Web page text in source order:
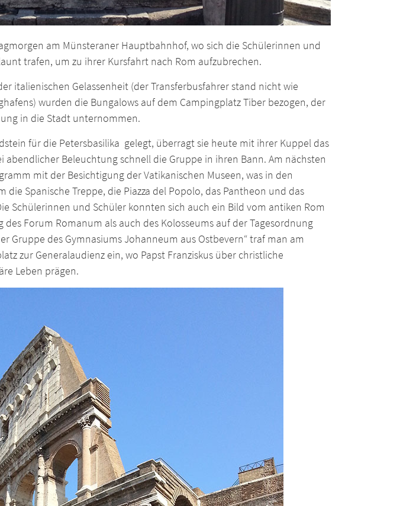
am Münsteraner Hauptbahnhof, wo sich die Schülerinnen und
trafen, um zu ihrer Kursfahrt nach Rom aufzubrechen.
italienischen Gelassenheit (der Transferbusfahrer stand nicht wie
wurden die Bungalows auf dem Campingplatz Tiber bezogen, der
in die Stadt unternommen.
für die Petersbasilika gelegt, überragt sie heute mit ihrer Kuppel das
abendlicher Beleuchtung schnell die Gruppe in ihren Bann. Am nächsten
mit der Besichtigung der Vatikanischen Museen, was in den
die Spanische Treppe, die Piazza del Popolo, das Pantheon und das
Schülerinnen und Schüler konnten sich auch ein Bild vom antiken Rom
Forum Romanum als auch des Kolosseums auf der Tagesordnung
Gruppe des Gymnasiums Johanneum aus Ostbevern“ traf man am
zur Generalaudienz ein, wo Papst Franziskus über christliche
Leben prägen.